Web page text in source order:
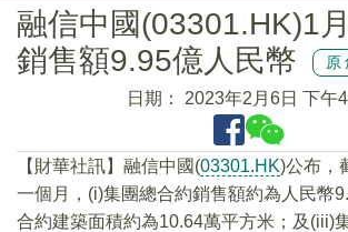
融信中國(03301.HK)1
銷售額9.95億人民幣
原
日期： 2023年2月6日 下午
【財華社訊】融信中國(03301.HK)公布，
一個月，(i)集團總合約銷售額約為人民幣
合約建築面積約為10.64萬平方米；及(iii)